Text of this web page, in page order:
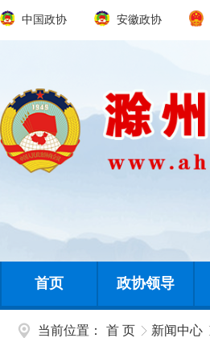
中国政协 安徽政协
首页 政协领导
当前位置： 首 页 新闻中心